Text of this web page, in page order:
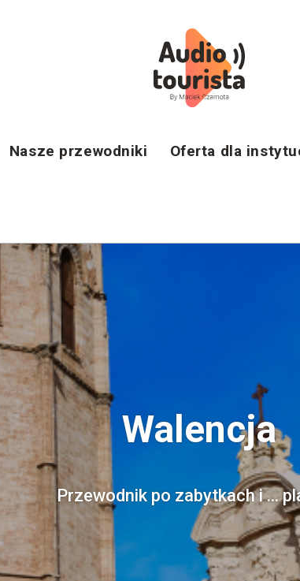
Nasze przewodniki Oferta dla
Walencja
Przewodnik po zabytkach i ...